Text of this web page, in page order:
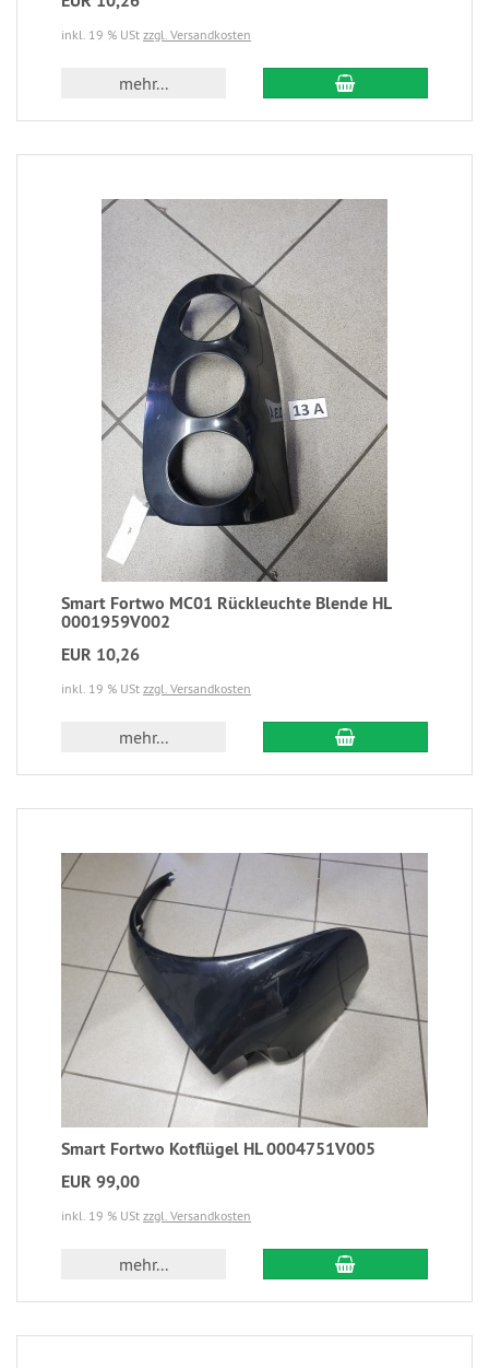
inkl. 19 % USt zzgl. Versandkosten
mehr...
Smart Fortwo MC01 Rückleuchte Blende HL
0001959V002
EUR 10,26
inkl. 19 % USt zzgl. Versandkosten
mehr...
Smart Fortwo Kotflügel HL 0004751V005
EUR 99,00
inkl. 19 % USt zzgl. Versandkosten
mehr...